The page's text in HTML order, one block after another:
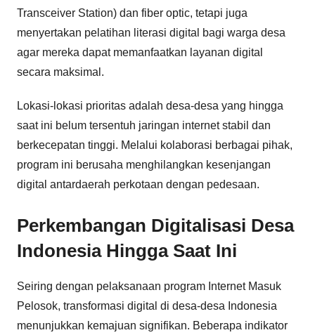
Transceiver Station) dan fiber optic, tetapi juga
menyertakan pelatihan literasi digital bagi warga desa
agar mereka dapat memanfaatkan layanan digital
secara maksimal.
Lokasi-lokasi prioritas adalah desa-desa yang hingga
saat ini belum tersentuh jaringan internet stabil dan
berkecepatan tinggi. Melalui kolaborasi berbagai pihak,
program ini berusaha menghilangkan kesenjangan
digital antardaerah perkotaan dengan pedesaan.
Perkembangan Digitalisasi Desa
Indonesia Hingga Saat Ini
Seiring dengan pelaksanaan program Internet Masuk
Pelosok, transformasi digital di desa-desa Indonesia
menunjukkan kemajuan signifikan. Beberapa indikator